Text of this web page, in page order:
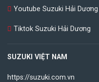
Youtube Suzuki Hải Dương
Tiktok Suzuki Hải Dương
SUZUKI VIỆT NAM
https://suzuki.com.vn